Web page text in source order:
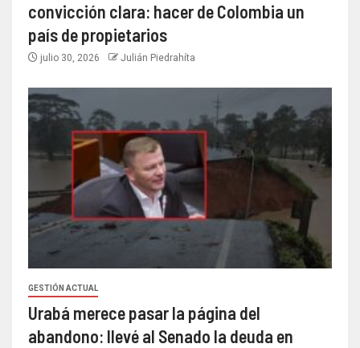
convicción clara: hacer de Colombia un
país de propietarios
julio 30, 2026 Julián Piedrahíta
GESTIÓN ACTUAL
Urabá merece pasar la página del
abandono: llevé al Senado la deuda en